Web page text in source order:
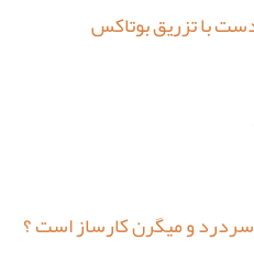
با تزریق بوتاکس
سردرد و میگرن کارساز است ؟